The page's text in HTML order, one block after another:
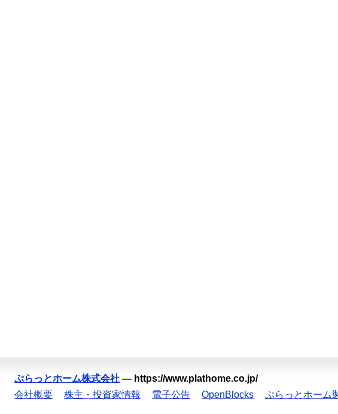
ぷらっとホーム株式会社 — https://www.plathome.co.jp/
会社概要
株主・投資家情報 電子公告 OpenBlocks ぷらっとホーム